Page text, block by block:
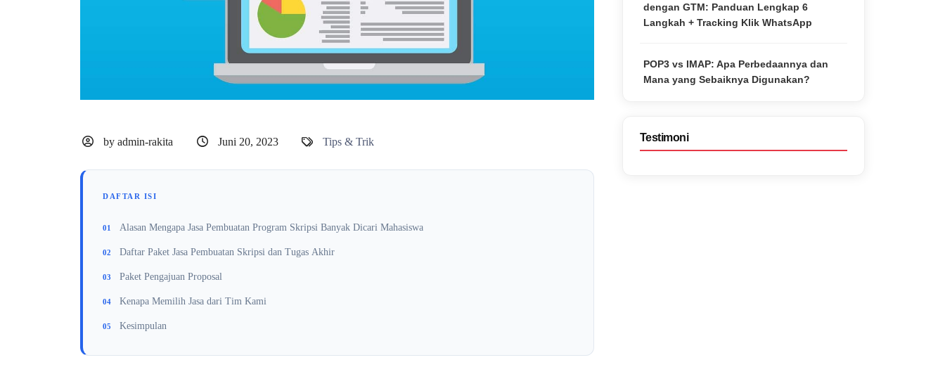
by admin-rakita Juni 20, 2023 Tips & Trik
DAFTAR ISI
Alasan Mengapa Jasa Pembuatan Program Skripsi Banyak Dicari Mahasiswa
Daftar Paket Jasa Pembuatan Skripsi dan Tugas Akhir
Paket Pengajuan Proposal
Kenapa Memilih Jasa dari Tim Kami
Kesimpulan
dengan GTM: Panduan Lengkap 6
Langkah + Tracking Klik WhatsApp
POP3 vs IMAP: Apa Perbedaannya dan
Mana yang Sebaiknya Digunakan?
Testimoni